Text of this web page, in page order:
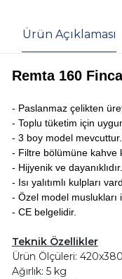
Ürün Açıklaması
Remta 160
- Paslanmaz çelikten
- Toplu tüketim için
- 3 boy model mevcuttur.
- Filtre bölümüne kahve
- Hijyenik ve dayanıklıdır.
- Isı yalıtımlı kulpları
- Özel model muslukları
- CE belgelidir.
Teknik Özellikler
Ürün Ölçüleri:
Ağırlık: 5 kg